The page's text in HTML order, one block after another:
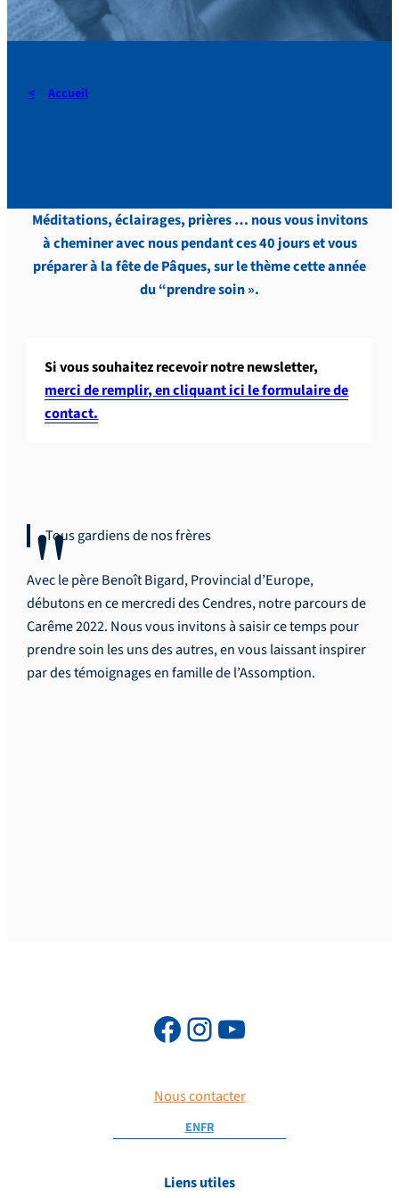
Accueil
Méditations, éclairages, prières … nous vous invitons
à cheminer avec nous pendant ces 40 jours et vous
préparer à la fête de Pâques, sur le thème cette année
du “prendre soin ».
Si vous souhaitez recevoir notre newsletter,
merci de remplir, en cliquant ici le formulaire de
contact.
Tous gardiens de nos frères
Avec le père Benoît Bigard, Provincial d’Europe,
débutons en ce mercredi des Cendres, notre parcours de
Carême 2022. Nous vous invitons à saisir ce temps pour
prendre soin les uns des autres, en vous laissant inspirer
par des témoignages en famille de l’Assomption.
Nous contacter
ENFR
Liens utiles